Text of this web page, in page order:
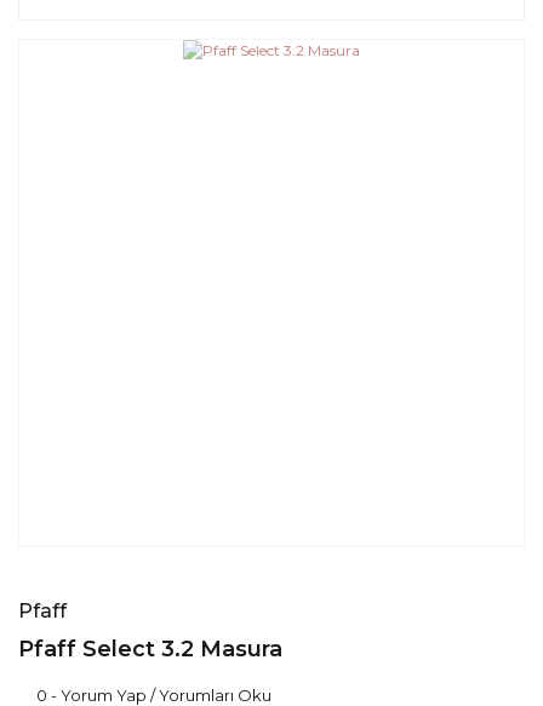
Pfaff
Pfaff Select 3.2 Masura
0 - Yorum Yap / Yorumları Oku